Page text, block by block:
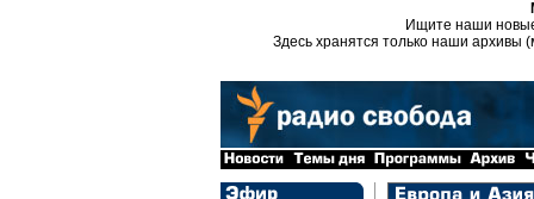
Ищите наши
Здесь хранятся только наши архивы